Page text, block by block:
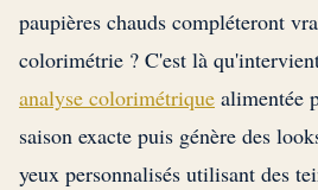
paupières chauds compléteront
colorimétrie ? C'est là
analyse colorimétrique alimentée
saison exacte puis génère des
yeux personnalisés utilisant des